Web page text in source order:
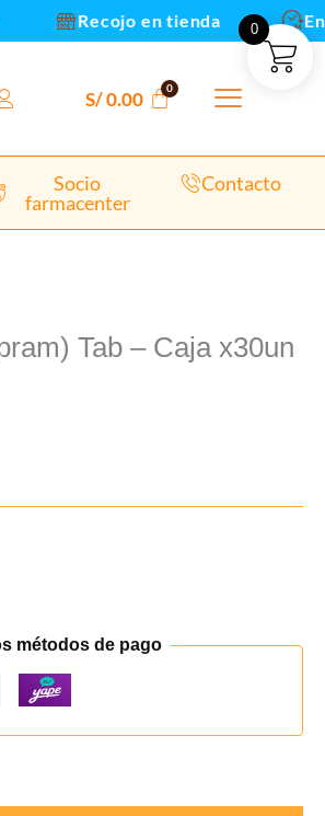
Recojo en tienda
S/0.00
Socio
farmacenter
Contacto
Tab – Caja x30un
métodos de pago
0